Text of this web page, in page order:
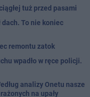
tuż przed pasami
dach. To nie koniec
remontu zatok
wpadło w ręce policji.
analizy Onetu nasze
na upały